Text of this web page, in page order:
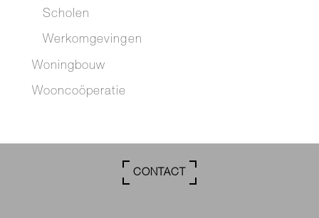
Scholen
Werkomgevingen
Woningbouw
Wooncoöperatie
CONTACT